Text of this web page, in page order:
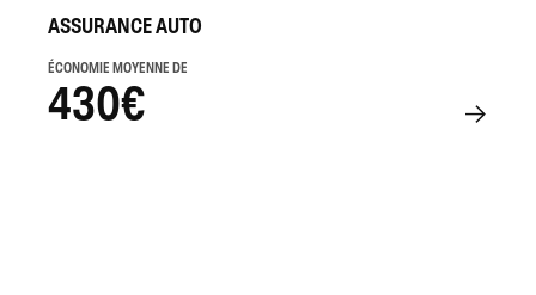
ASSURANCE AUTO
ÉCONOMIE MOYENNE DE
430€